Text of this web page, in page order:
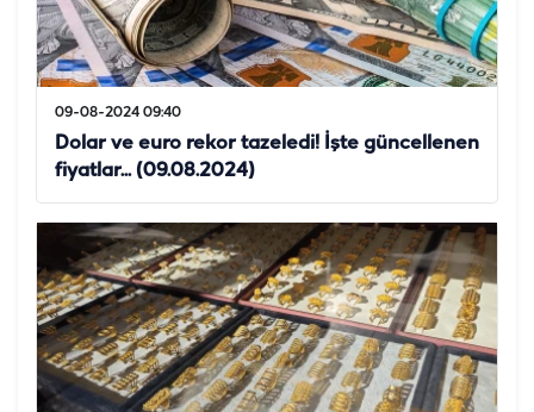
09-08-2024 09:40
Dolar ve euro rekor tazeledi! İşte güncellenen
fiyatlar... (09.08.2024)